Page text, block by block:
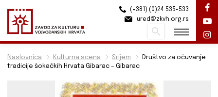
Naslovnica Kulturna scena Srijem
Društvo za očuvanje
tradicije šokačkih Hrvata Gibarac – Gibarac
(+381) (0)24 535-533
ured@zkvh.org.rs
Pretraži